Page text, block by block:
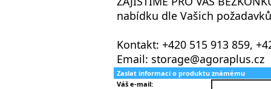
nabídku dle Vašich
Kontakt: +420 515 913 859,
Email: storage@agoraplus.cz
Zaslat informaci o produktu známému
Váš e-mail: